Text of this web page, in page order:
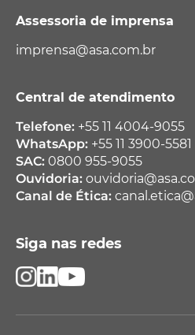
Assessoria de imprensa
imprensa@asa.com.br
Central de atendimento
Telefone: +55 11 4004-9055
WhatsApp: +55 11 3900-5581
SAC: 0800 955-9055
Ouvidoria:
Canal de Ética:
Siga nas redes